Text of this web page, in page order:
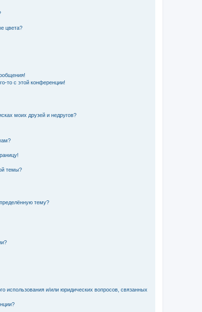
цвета?
то с этой конференции!
моих друзей и недругов?
темы?
тему?
использования и/или юридических вопросов, связанных